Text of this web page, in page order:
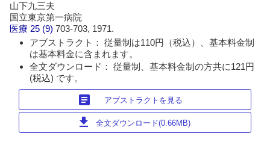
山下九三夫
国立東京第一病院
医療 25 (9)703-703, 1971.
アブストラクト： 従量制は110円（税込）、基本料金制
は基本料金に含まれます。
全文ダウンロード： 従量制、基本料金制の方共に121円
(税込) です。
article アブストラクトを見る
download 全文ダウンロード(0.66MB)